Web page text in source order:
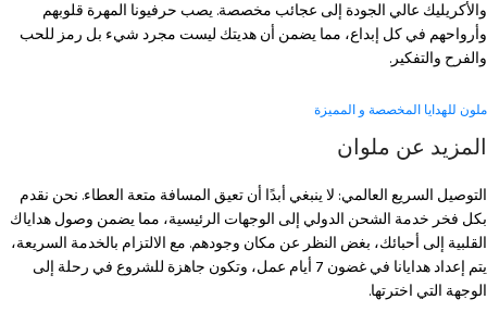
والأكريليك عالي الجودة إلى عجائب مخصصة. يصب حرفيونا المهرة قلوبهم
وأرواحهم في كل إبداع، مما يضمن أن هديتك ليست مجرد شيء بل رمز للحب
والفرح والتفكير.
ملون للهدايا المخصصة و المميزة
المزيد عن ملوان
التوصيل السريع العالمي: لا ينبغي أبدًا أن تعيق المسافة متعة العطاء. نحن نقدم
بكل فخر خدمة الشحن الدولي إلى الوجهات الرئيسية، مما يضمن وصول هداياك
القلبية إلى أحبائك، بغض النظر عن مكان وجودهم. مع الالتزام بالخدمة السريعة،
يتم إعداد هدايانا في غضون 7 أيام عمل، وتكون جاهزة للشروع في رحلة إلى
الوجهة التي اخترتها.